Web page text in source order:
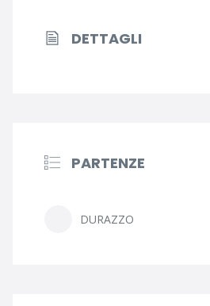
DETTAGLI
PARTENZE
DURAZZO